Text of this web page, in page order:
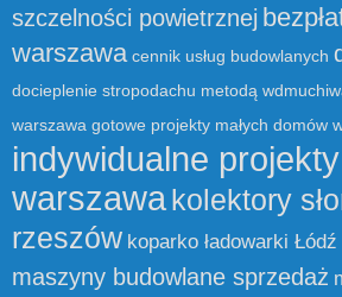
szczelności powietrznej
warszawa cennik usług budowlanych
docieplenie stropodachu metodą
warszawa gotowe projekty małych domów
indywidualne
warszawa kolektory
rzeszów koparko ładowarki Łódź
maszyny budowlane sprzedaż